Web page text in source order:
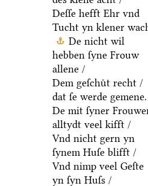
Deſſe hefft Ehr vnd
Tucht yn klener
De nicht wil
hebben ſyne Frouw
allene /
Dem geſchuͤt recht /
dat ſe werde gemene.
De mit ſyner
alltydt veel kifft /
Vnd nicht gern yn
ſynem Huſe blifft /
Vnd nimp veel Geſte
yn ſyn Huſs /